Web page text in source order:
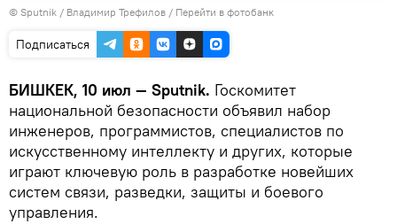
© Sputnik / Владимир Трефилов / Перейти в фотобанк
Подписаться
БИШКЕК, 10 июл — Sputnik. Госкомитет
национальной безопасности объявил набор
инженеров, программистов, специалистов по
искусственному интеллекту и других, которые
играют ключевую роль в разработке новейших
систем связи, разведки, защиты и боевого
управления.